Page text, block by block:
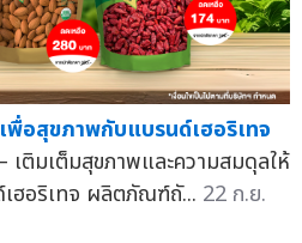
พื่อสุขภาพกับแบรนด์เฮอริเทจ
ติมเต็มสุขภาพและความสมดุลให้
ฮอริเทจ ผลิตภัณฑ์ถั... 22 ก.ย.